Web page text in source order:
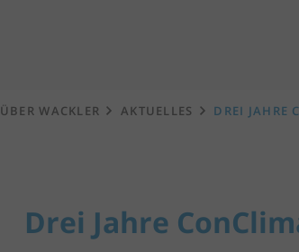
ÜBER WACKLER AKTUELLES DREI JAHRE
Drei Jahre